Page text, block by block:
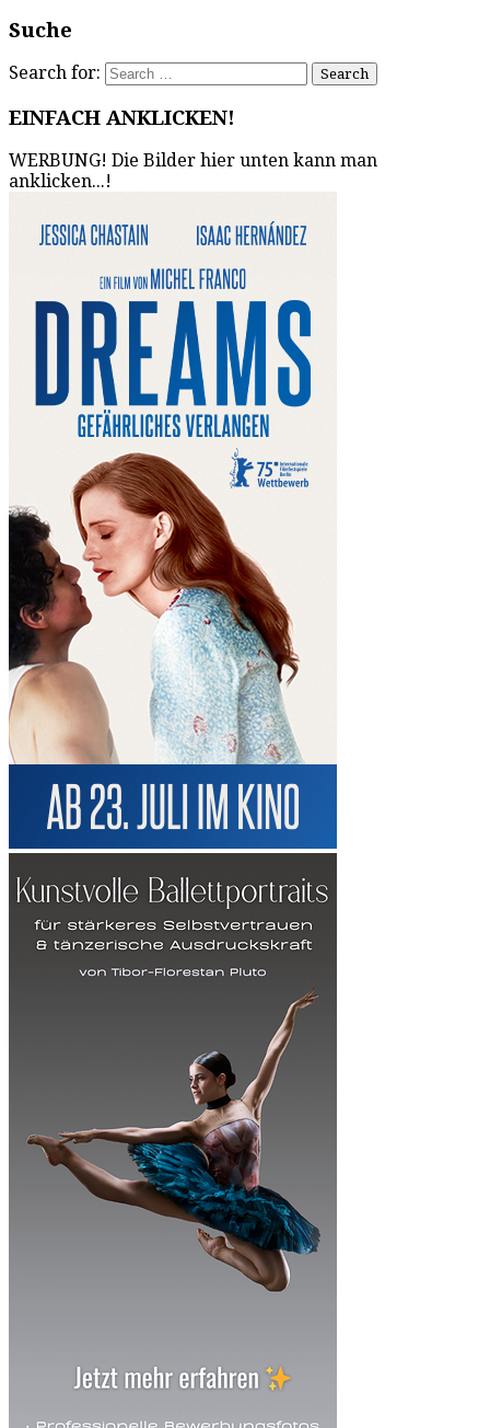
Suche
Search for:
EINFACH ANKLICKEN!
WERBUNG! Die Bilder hier unten kann man
anklicken...!